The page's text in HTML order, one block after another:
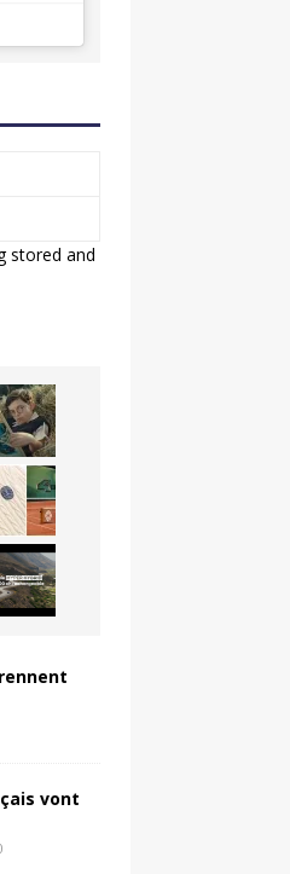
stored and
vont